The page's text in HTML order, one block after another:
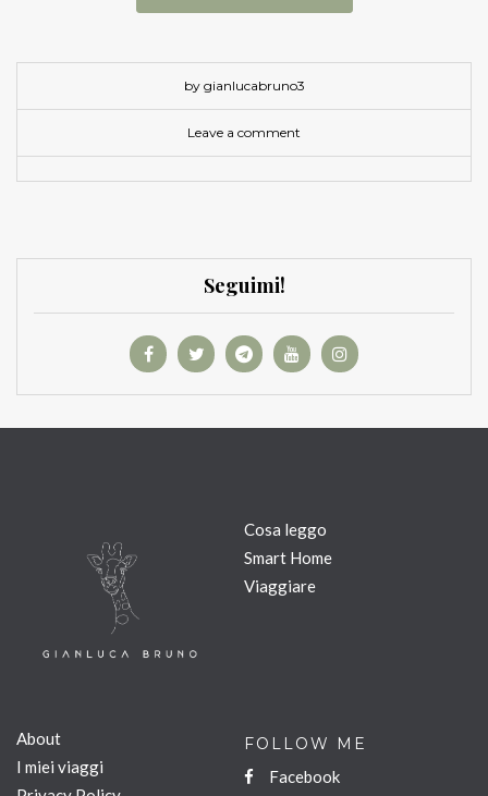
by gianlucabruno3
Leave a comment
Seguimi!
Cosa leggo
Smart Home
Viaggiare
About
I miei viaggi
FOLLOW ME
Facebook